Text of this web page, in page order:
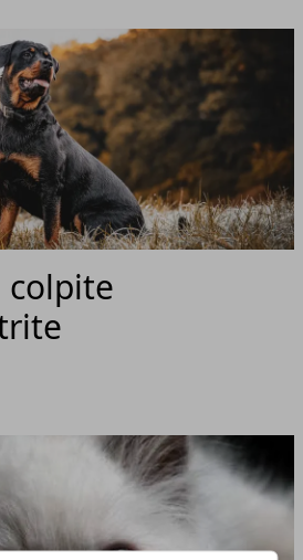
colpite